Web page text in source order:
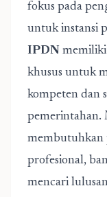
fokus pada
untuk instansi
IPDN
khusus untuk
kompeten dan
pemerintahan.
membutuhkan
profesional,
mencari